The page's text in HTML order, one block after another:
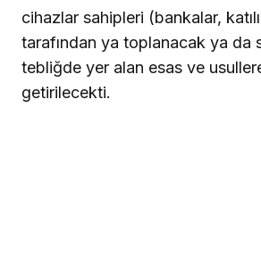
cihazlar sahipleri (bankalar,
tarafından ya toplanacak ya da
tebliğde yer alan esas ve
getirilecekti.